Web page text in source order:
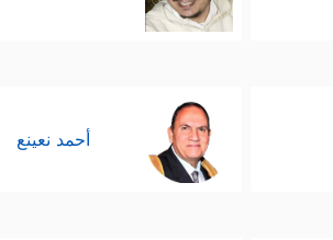
أحمد نعينع